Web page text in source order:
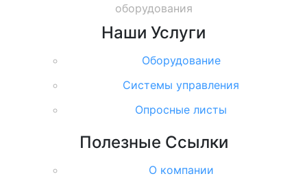
оборудования
Наши Услуги
Оборудование
Системы управления
Опросные листы
Полезные Ссылки
О компании